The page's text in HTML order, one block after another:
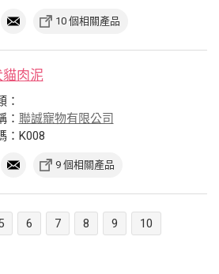
10 個相關產品
肉泥
：
： 聯誠寵物有限公司
：K008
9 個相關產品
6 7 8 9
10